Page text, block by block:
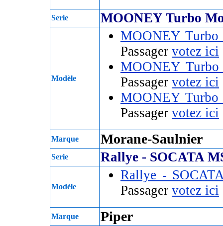
Serie MOONEY Turbo
Modèle
MOONEY
Passager votez ici
MOONEY
Passager votez ici
MOONEY
Passager votez ici
Marque Morane-Saulnier
Serie Rallye - SOCATA
Modèle
Rallye -
Passager votez ici
Marque Piper